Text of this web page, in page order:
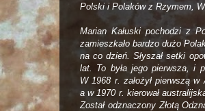
Polski i Polaków z Rzymem,
Marian Kałuski pochodzi z
zamieszkało bardzo dużo
na co dzień. Słyszał setki
lat. To była jego pierwsza, i
W 1968 r. założył pierwszą
a w 1970 r. kierował
Został odznaczony Złotą